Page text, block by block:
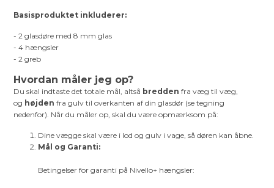
Basisproduktet inkluderer:
- 2 glasdøre med 8 mm glas
- 4 hængsler
- 2 greb
Hvordan måler jeg op?
Du skal indtaste det totale mål, altså bredden fra væg til væg,
og højden fra gulv til overkanten af din glasdør (se tegning
nedenfor). Når du måler op, skal du være opmærksom på:
Dine vægge skal være i lod og gulv i vage, så døren kan åbne.
Mål og Garanti:
Betingelser for garanti på Nivello+ hængsler: